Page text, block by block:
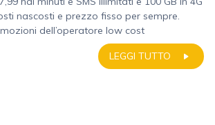
nascosti e prezzo fisso per sempre.
dell’operatore low cost
LEGGI TUTTO